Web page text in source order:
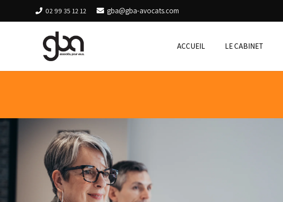
02 99 35 12 12 gba@gba-avocats.com
ACCUEIL LE CABINET